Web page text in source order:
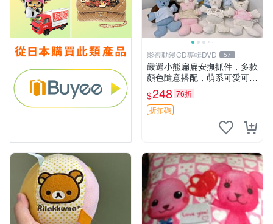
影視動漫CD專輯DVD 57
嚴選小熊扁扁安撫抓件，多款
顏色隨意搭配，萌系可愛可改
掛件 小熊安撫抓件 憶記 抓繩
孩童掛件
$248 76折
折扣碼